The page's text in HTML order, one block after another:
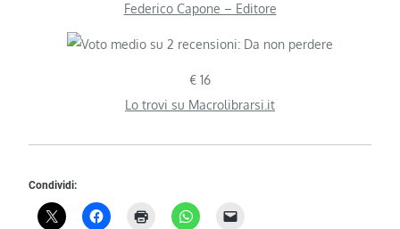
Federico Capone – Editore
€ 16
Lo trovi su Macrolibrarsi.it
Condividi: